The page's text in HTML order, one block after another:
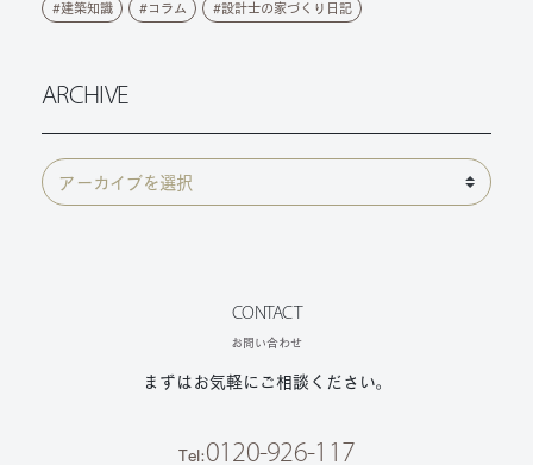
建築知識 コラム 設計士の家づくり日記
ARCHIVE
CONTACT
お問い合わせ
まずはお気軽にご相談ください。
Tel:0120-926-117